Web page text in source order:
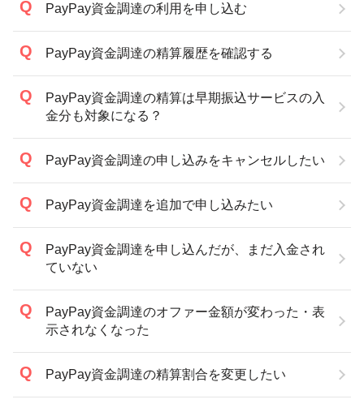
PayPay資金調達の利用を申し込む
PayPay資金調達の精算履歴を確認する
PayPay資金調達の精算は早期振込サービスの入
金分も対象になる？
PayPay資金調達の申し込みをキャンセルしたい
PayPay資金調達を追加で申し込みたい
PayPay資金調達を申し込んだが、まだ入金され
ていない
PayPay資金調達のオファー金額が変わった・表
示されなくなった
PayPay資金調達の精算割合を変更したい